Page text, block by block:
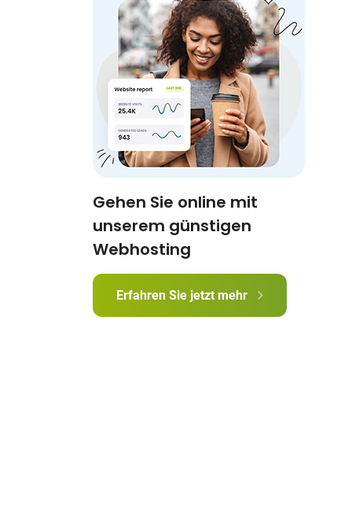
Gehen Sie online mit
unserem günstigen
Webhosting
Erfahren Sie jetzt mehr